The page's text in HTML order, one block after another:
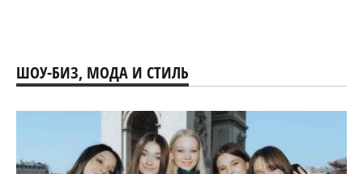
ШОУ-БИЗ, МОДА И СТИЛЬ